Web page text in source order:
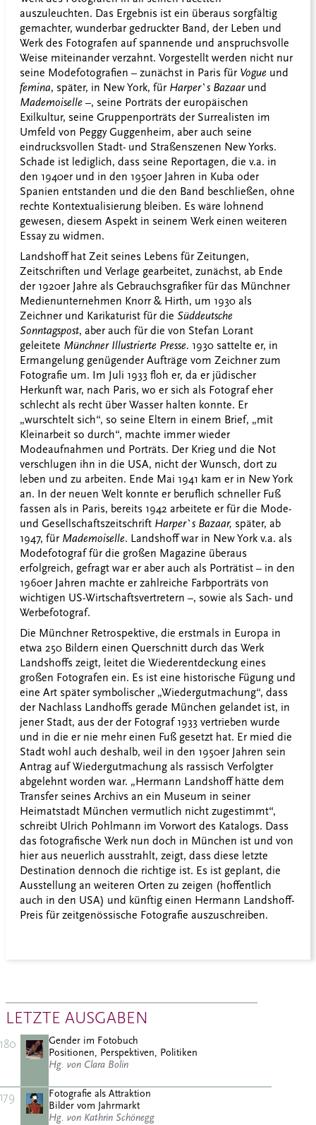
auszuleuchten. Das Ergebnis ist ein überaus sorgfältig
gemachter, wunderbar gedruckter Band, der Leben und
Werk des Fotografen auf spannende und anspruchsvolle
Weise miteinander verzahnt. Vorgestellt werden nicht nur
seine Modefotografien – zunächst in Paris für Vogue und
femina, später, in New York, für Harper`s Bazaarund
Mademoiselle –, seine Porträts der europäischen
Exilkultur, seine Gruppenporträts der Surrealisten im
Umfeld von Peggy Guggenheim, aber auch seine
eindrucksvollen Stadt- und Straßenszenen New Yorks.
Schade ist lediglich, dass seine Reportagen, die v.a. in
den 1940er und in den 1950er Jahren in Kuba oder
Spanien entstanden und die den Band beschließen, ohne
rechte Kontextualisierung bleiben. Es wäre lohnend
gewesen, diesem Aspekt in seinem Werk einen weiteren
Essay zu widmen.
Landshoff hat Zeit seines Lebens für Zeitungen,
Zeitschriften und Verlage gearbeitet, zunächst, ab Ende
der 1920er Jahre als Gebrauchsgrafiker für das Münchner
Medienunternehmen Knorr & Hirth, um 1930 als
Zeichner und Karikaturist für die Süddeutsche
Sonntagspost, aber auch für die von Stefan Lorant
geleitete Münchner Illustrierte Presse. 1930 sattelte er, in
Ermangelung genügender Aufträge vom Zeichner zum
Fotografie um. Im Juli 1933 floh er, da er jüdischer
Herkunft war, nach Paris, wo er sich als Fotograf eher
schlecht als recht über Wasser halten konnte. Er
„wurschtelt sich“, so seine Eltern in einem Brief, „mit
Kleinarbeit so durch“, machte immer wieder
Modeaufnahmen und Porträts. Der Krieg und die Not
verschlugen ihn in die USA, nicht der Wunsch, dort zu
leben und zu arbeiten. Ende Mai 1941 kam er in New York
an. In der neuen Welt konnte er beruflich schneller Fuß
fassen als in Paris, bereits 1942 arbeitete er für die Mode-
und Gesellschaftszeitschrift Harper`s Bazaar, später, ab
1947, fürMademoiselle. Landshoff war in New York v.a. als
Modefotograf für die großen Magazine überaus
erfolgreich, gefragt war er aber auch als Porträtist – in den
1960er Jahren machte er zahlreiche Farbporträts von
wichtigen US-Wirtschaftsvertretern –, sowie als Sach- und
Werbefotograf.
Die Münchner Retrospektive, die erstmals in Europa in
etwa 250 Bildern einen Querschnitt durch das Werk
Landshoffs zeigt, leitet die Wiederentdeckung eines
großen Fotografen ein. Es ist eine historische Fügung und
eine Art später symbolischer „Wiedergutmachung“, dass
der Nachlass Landhoffs gerade München gelandet ist, in
jener Stadt, aus der der Fotograf 1933 vertrieben wurde
und in die er nie mehr einen Fuß gesetzt hat. Er mied die
Stadt wohl auch deshalb, weil in den 1950er Jahren sein
Antrag auf Wiedergutmachung als rassisch Verfolgter
abgelehnt worden war. „Hermann Landshoff hätte dem
Transfer seines Archivs an ein Museum in seiner
Heimatstadt München vermutlich nicht zugestimmt“,
schreibt Ulrich Pohlmann im Vorwort des Katalogs. Dass
das fotografische Werk nun doch in München ist und von
hier aus neuerlich ausstrahlt, zeigt, dass diese letzte
Destination dennoch die richtige ist. Es ist geplant, die
Ausstellung an weiteren Orten zu zeigen (hoffentlich
auch in den USA) und künftig einen Hermann Landshoff-
Preis für zeitgenössische Fotografie auszuschreiben.
LETZTE AUSGABEN
180
Gender im Fotobuch
Positionen, Perspektiven, Politiken
Hg. von Clara Bolin
179
Fotografie als Attraktion
Bilder vom Jahrmarkt
Hg. von Kathrin Schönegg